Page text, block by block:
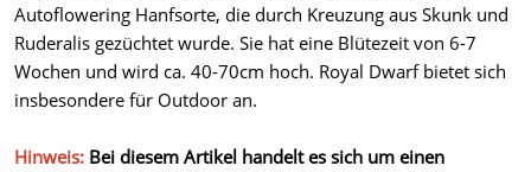
Autoflowering Hanfsorte, die durch Kreuzung aus Skunk und
Ruderalis gezüchtet wurde. Sie hat eine Blütezeit von 6-7
Wochen und wird ca. 40-70cm hoch. Royal Dwarf bietet sich
insbesondere für Outdoor an.
Hinweis: Bei diesem Artikel handelt es sich um einen